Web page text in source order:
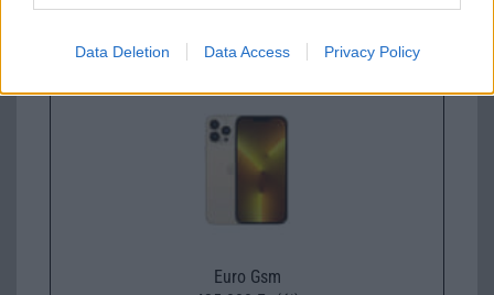
Data Deletion Data Access Privacy Policy
195.000 Ft (új)
Apple iPhone 16 Pro Max
Euro Gsm